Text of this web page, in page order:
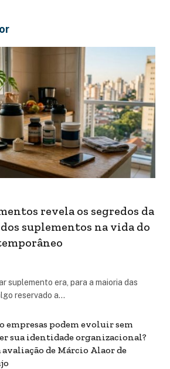
revela os segredos da
suplementos na vida do
suplemento era, para a maioria das
reservado a…
empresas podem evoluir sem
sua identidade organizacional?
avaliação de Márcio Alaor de